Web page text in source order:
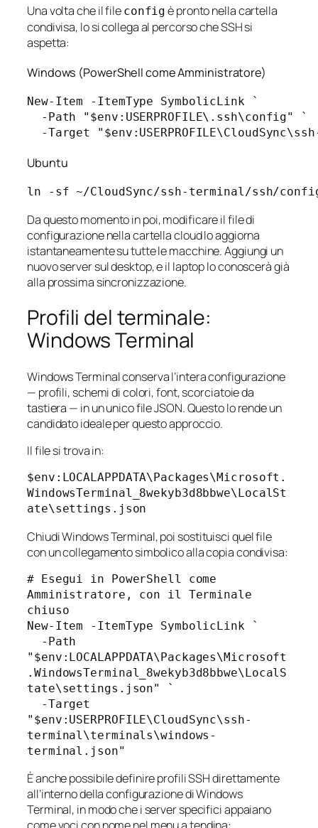
Una volta che il file config è pronto nella cartella
condivisa, lo si collega al percorso che SSH si
aspetta:
Windows (PowerShell come Amministratore)
New-Item -ItemType SymbolicLink `
  -Path "$env:USERPROFILE\.ssh\config" `
Ubuntu
Da questo momento in poi, modificare il file di
configurazione nella cartella cloud lo aggiorna
istantaneamente su tutte le macchine. Aggiungi un
nuovo server sul desktop, e il laptop lo conoscerà già
alla prossima sincronizzazione.
Profili del terminale:
Windows Terminal
Windows Terminal conserva l’intera configurazione
— profili, schemi di colori, font, scorciatoie da
tastiera — in un unico file JSON. Questo lo rende un
candidato ideale per questo approccio.
Il file si trova in:
$env:LOCALAPPDATA\Packages\Microsoft.
WindowsTerminal_8wekyb3d8bbwe\LocalSt
Chiudi Windows Terminal, poi sostituisci quel file
con un collegamento simbolico alla copia condivisa:
# Esegui in PowerShell come
Amministratore, con il Terminale
chiuso
New-Item -ItemType SymbolicLink `
"$env:LOCALAPPDATA\Packages\Microsoft
.WindowsTerminal_8wekyb3d8bbwe\LocalS
tate\settings.json" `
"$env:USERPROFILE\CloudSync\ssh-
terminal\terminals\windows-
È anche possibile definire profili SSH direttamente
all’interno della configurazione di Windows
Terminal, in modo che i server specifici appaiano